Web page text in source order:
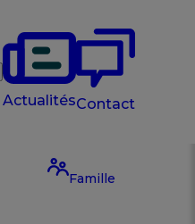
Rechercher
ActualitésContact
Famille